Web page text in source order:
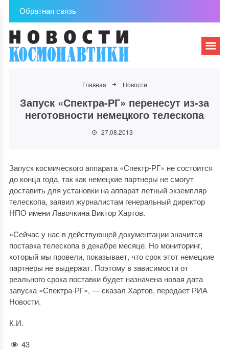
Обратная связь
Главная Новости
Запуск «Спектра-РГ» перенесут из-за
неготовности немецкого телескопа
27.08.2013
Запуск космического аппарата «Спектр-РГ» не состоится
до конца года, так как немецкие партнеры не смогут
доставить для установки на аппарат летный экземпляр
телескопа, заявил журналистам генеральный директор
НПО имени Лавочкина Виктор Хартов.
«Сейчас у нас в действующей документации значится
поставка телескопа в декабре месяце. Но мониторинг,
который мы провели, показывает, что срок этот немецкие
партнеры не выдержат. Поэтому в зависимости от
реального срока поставки будет назначена новая дата
запуска «Спектра-РГ», — сказал Хартов, передает РИА
Новости.
К.И.
43